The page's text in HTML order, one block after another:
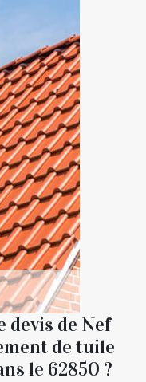
devis de Nef
de tuile
le 62850 ?